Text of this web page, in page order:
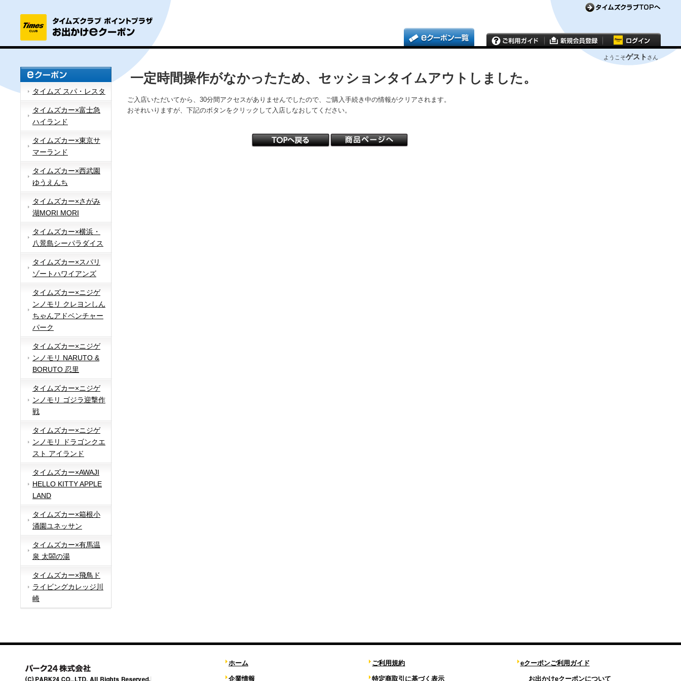
ようこそゲスト さん
タイムズ スパ・レスタ
タイムズカー×富士急
ハイランド
タイムズカー×東京サ
マーランド
タイムズカー×西武園
ゆうえんち
タイムズカー×さがみ
湖MORI MORI
タイムズカー×横浜・
八景島シーパラダイス
タイムズカー×スパリ
ゾートハワイアンズ
タイムズカー×ニジゲ
ンノモリ クレヨンしん
ちゃんアドベンチャー
パーク
タイムズカー×ニジゲ
ンノモリ NARUTO &
BORUTO 忍里
タイムズカー×ニジゲ
ンノモリ ゴジラ迎撃作
戦
タイムズカー×ニジゲ
ンノモリ ドラゴンクエ
スト アイランド
タイムズカー×AWAJI
HELLO KITTY APPLE
LAND
タイムズカー×箱根小
涌園ユネッサン
タイムズカー×有馬温
泉 太閤の湯
タイムズカー×飛鳥ド
ライビングカレッジ川
崎
一定時間操作がなかったため、セッションタイムアウトしました。
ご入店いただいてから、30分間アクセスがありませんでしたので、ご購入手続き中の情報がクリアされます。
おそれいりますが、下記のボタンをクリックして入店しなおしてください。
ホーム
企業情報
ご利用規約
特定商取引に基づく表示
eクーポンご利用ガイド
お出かけeクーポンについて